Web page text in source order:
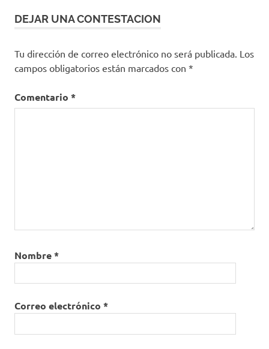
DEJAR UNA CONTESTACION
Tu dirección de correo electrónico no será publicada. Los
campos obligatorios están marcados con *
Comentario *
Nombre*
Correo electrónico *